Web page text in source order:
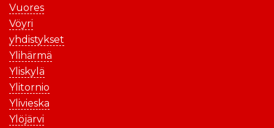
Vuores
Vöyri
yhdistykset
Ylihärmä
Yliskylä
Ylitornio
Ylivieska
Ylöjärvi